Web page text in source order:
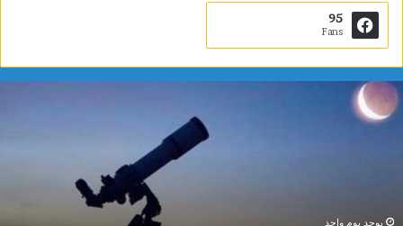
95
Fans
مدينة
العلوم:
فلكيًا
ربيع يوجد يوم واحد